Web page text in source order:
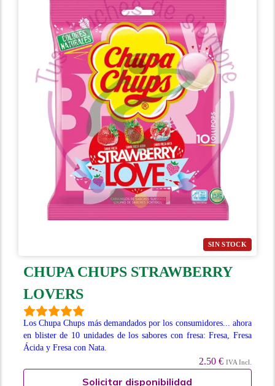
SIN STOCK
CHUPA CHUPS STRAWBERRY
LOVERS
Los Chupa Chups más demandados por los consumidores... ahora
en blister de 10 unidades de los sabores con fresa: Fresa, Fresa
Ácida y Fresa con Nata.
2.50 € IVA Incl.
Solicitar disponibilidad